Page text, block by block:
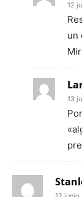
12
un
13